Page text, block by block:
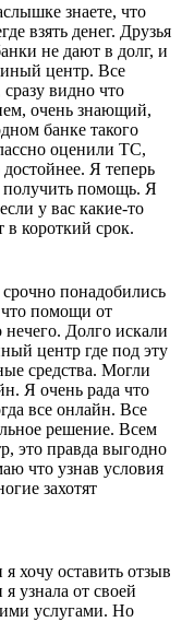
знаете, что
взять денег. Друзья
не дают в долг, и
центр. Все
видно что
очень знающий,
банке такого
оценили ТС,
Я теперь
получить помощь. Я
у вас какие-то
в короткий срок.
понадобились
помощи от
Долго искали
центр где под эту
средства. Могли
Я очень рада что
все онлайн. Все
решение. Всем
это правда выгодно
что узнав условия
захотят
хочу оставить отзыв
узнала от своей
услугами. Но